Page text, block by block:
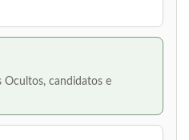
Ocultos, candidatos e